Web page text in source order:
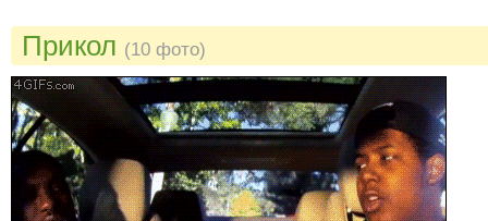
Прикол (10 фото)